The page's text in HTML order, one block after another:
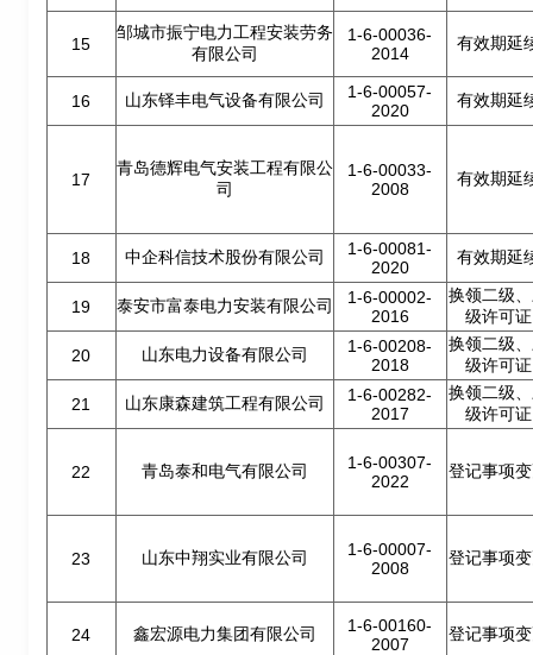
15
邹城市振宁电力工程安装劳务
有限公司
1-6-00036-
2014
有效期延
16 山东铎丰电气设备有限公司
1-6-00057-
2020
有效期延
17
青岛德辉电气安装工程有限公
司
1-6-00033-
2008
有效期延
18 中企科信技术股份有限公司
1-6-00081-
2020
有效期延
19 泰安市富泰电力安装有限公司
1-6-00002-
2016
换领二级
级许可证
20 山东电力设备有限公司
1-6-00208-
2018
换领二级
级许可证
21 山东康森建筑工程有限公司
1-6-00282-
2017
换领二级
级许可证
22 青岛泰和电气有限公司
1-6-00307-
2022
登记事项
23 山东中翔实业有限公司
1-6-00007-
2008
登记事项
24 鑫宏源电力集团有限公司
1-6-00160-
2007
登记事项